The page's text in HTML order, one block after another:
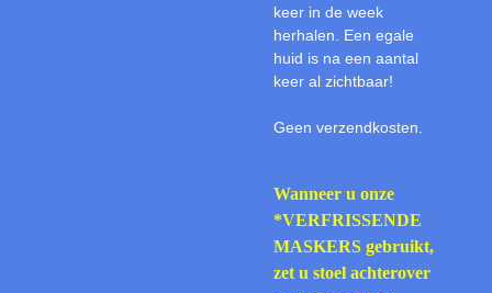
keer in de week
herhalen. Een egale
huid is na een aantal
keer al zichtbaar!
Geen verzendkosten.
Wanneer u onze
*VERFRISSENDE
MASKERS gebruikt,
zet u stoel achterover